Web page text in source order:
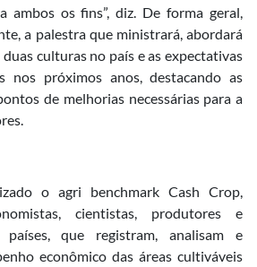
ambos os fins”, diz. De forma geral,
a palestra que ministrará, abordará
culturas no país e as expectativas
nos próximos anos, destacando as
de melhorias necessárias para a
o agri benchmark Cash Crop,
cientistas, produtores e
que registram, analisam e
econômico das áreas cultiváveis